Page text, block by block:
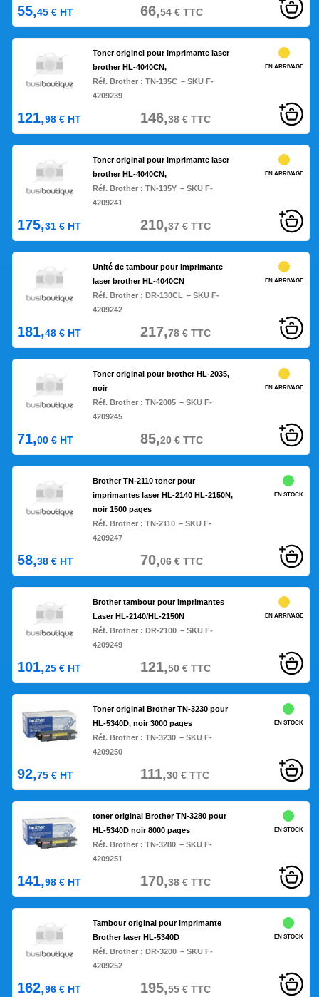
55,45 € HT 66,54€TTC
Toner originel pour imprimante laser
brother HL-4040CN,
Réf. Brother :TN-135C – SKU F-
4209239
EN ARRIVAGE
121,98 € HT 146,38€TTC
Toner original pour imprimante laser
brother HL-4040CN,
Réf. Brother :TN-135Y – SKU F-
4209241
EN ARRIVAGE
175,31 € HT 210,37 €TTC
Unité de tambour pour imprimante
laser brother HL-4040CN
Réf. Brother :DR-130CL – SKU F-
4209242
EN ARRIVAGE
181,48 € HT 217,78€TTC
Toner original pour brother HL-2035,
noir
Réf. Brother :TN-2005 – SKU F-
4209245
EN ARRIVAGE
71,00 € HT 85,20€TTC
Brother TN-2110 toner pour
imprimantes laser HL-2140 HL-2150N,
noir 1500 pages
Réf. Brother :TN-2110 – SKU F-
4209247
EN STOCK
58,38 € HT 70,06€TTC
Brother tambour pour imprimantes
Laser HL-2140/HL-2150N
Réf. Brother :DR-2100 – SKU F-
4209249
EN ARRIVAGE
101,25 € HT 121,50€TTC
Toner original Brother TN-3230 pour
HL-5340D, noir 3000 pages
Réf. Brother :TN-3230 – SKU F-
4209250
EN STOCK
92,75 € HT 111,30€TTC
toner original Brother TN-3280 pour
HL-5340D noir 8000 pages
Réf. Brother :TN-3280 – SKU F-
4209251
EN STOCK
141,98 € HT 170,38€TTC
Tambour original pour imprimante
Brother laser HL-5340D
Réf. Brother :DR-3200 – SKU F-
4209252
EN STOCK
162,96 € HT 195,55€TTC